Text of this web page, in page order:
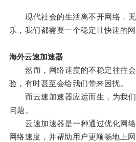
现代社会的生活离不开网络，无
乐，我们都需要一个稳定且快速的网
海外云速加速器
然而，网络速度的不稳定往往会
验，有时甚至会给我们带来困扰。
而云速加速器应运而生，为我们
问题。
云速加速器是一种通过优化网络
网络速度，并帮助用户更顺畅地上网